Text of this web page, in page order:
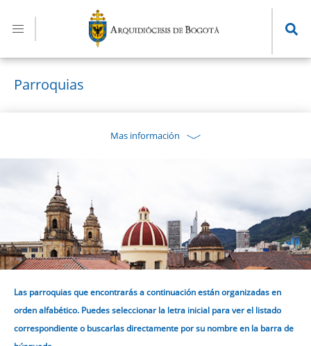
contenido
principal
Parroquias
Mas información
Las parroquias que encontrarás a continuación están organizadas en
orden alfabético. Puedes seleccionar la letra inicial para ver el listado
correspondiente o buscarlas directamente por su nombre en la barra de